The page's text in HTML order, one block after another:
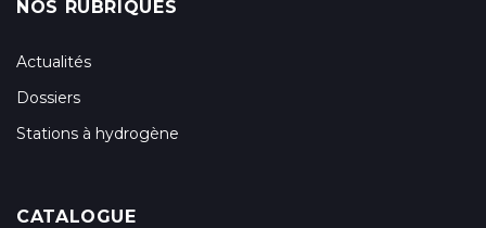
NOS RUBRIQUES
Actualités
Dossiers
Stations à hydrogène
CATALOGUE